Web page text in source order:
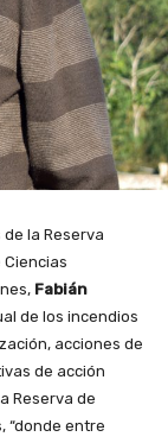
la Reserva
Ciencias
Fabián
de los incendios
acciones de
de acción
Reserva de
“donde entre